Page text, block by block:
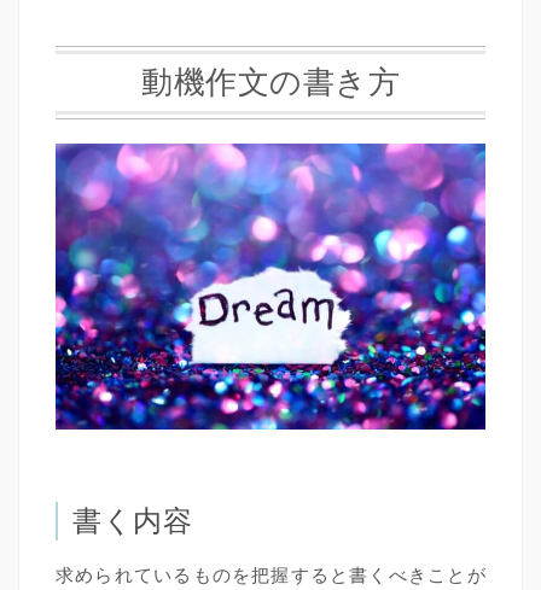
動機作文の書き方
書く内容
求められているものを把握すると書くべきことが